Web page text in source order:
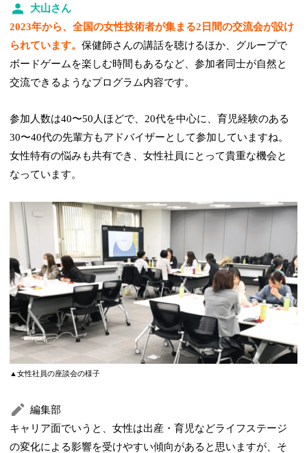
大山さん
2023年から、全国の女性技術者が集まる2日間の交流会が設け
られています。保健師さんの講話を聴けるほか、グループで
ボードゲームを楽しむ時間もあるなど、参加者同士が自然と
交流できるようなプログラム内容です。
参加人数は40〜50人ほどで、20代を中心に、育児経験のある
30〜40代の先輩方もアドバイザーとして参加していますね。
女性特有の悩みも共有でき、女性社員にとって貴重な機会と
なっています。
▲女性社員の座談会の様子
編集部
キャリア面でいうと、女性は出産・育児などライフステージ
の変化による影響を受けやすい傾向があると思いますが、そ